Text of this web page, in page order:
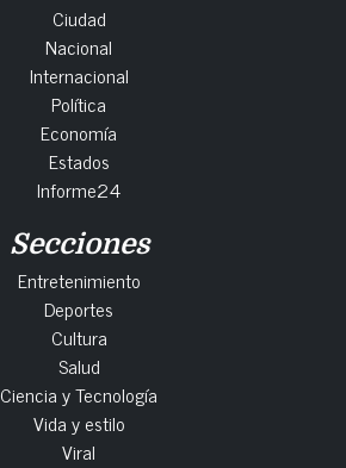
Ciudad
Nacional
Internacional
Política
Economía
Estados
Informe24
Secciones
Entretenimiento
Deportes
Cultura
Salud
Ciencia y Tecnología
Vida y estilo
Viral